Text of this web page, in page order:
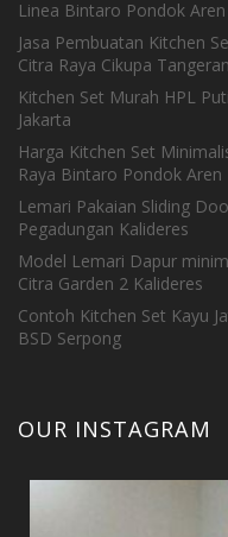
Linea Bintaro Pondok Aren
Jasa Pembuatan Kitchen
Citra Raya Cikupa
Kitchen Set Murah HPL
Jakarta
Harga Kitchen Set
Raya Bintaro Pondok Aren
Lemari Pakaian Sliding
Pegadungan Kalideres
Model Lemari Dapur
Citra Garden 2 Kalideres
Contoh Kitchen Set Kayu
BSD Serpong
OUR INSTAGRAM